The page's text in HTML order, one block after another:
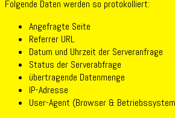
Folgende Daten werden so protokolliert:
Angefragte Seite
Referrer URL
Datum und Uhrzeit der Serveranfrage
Status der Serverabfrage
übertragende Datenmenge
IP-Adresse
User-Agent (Browser &